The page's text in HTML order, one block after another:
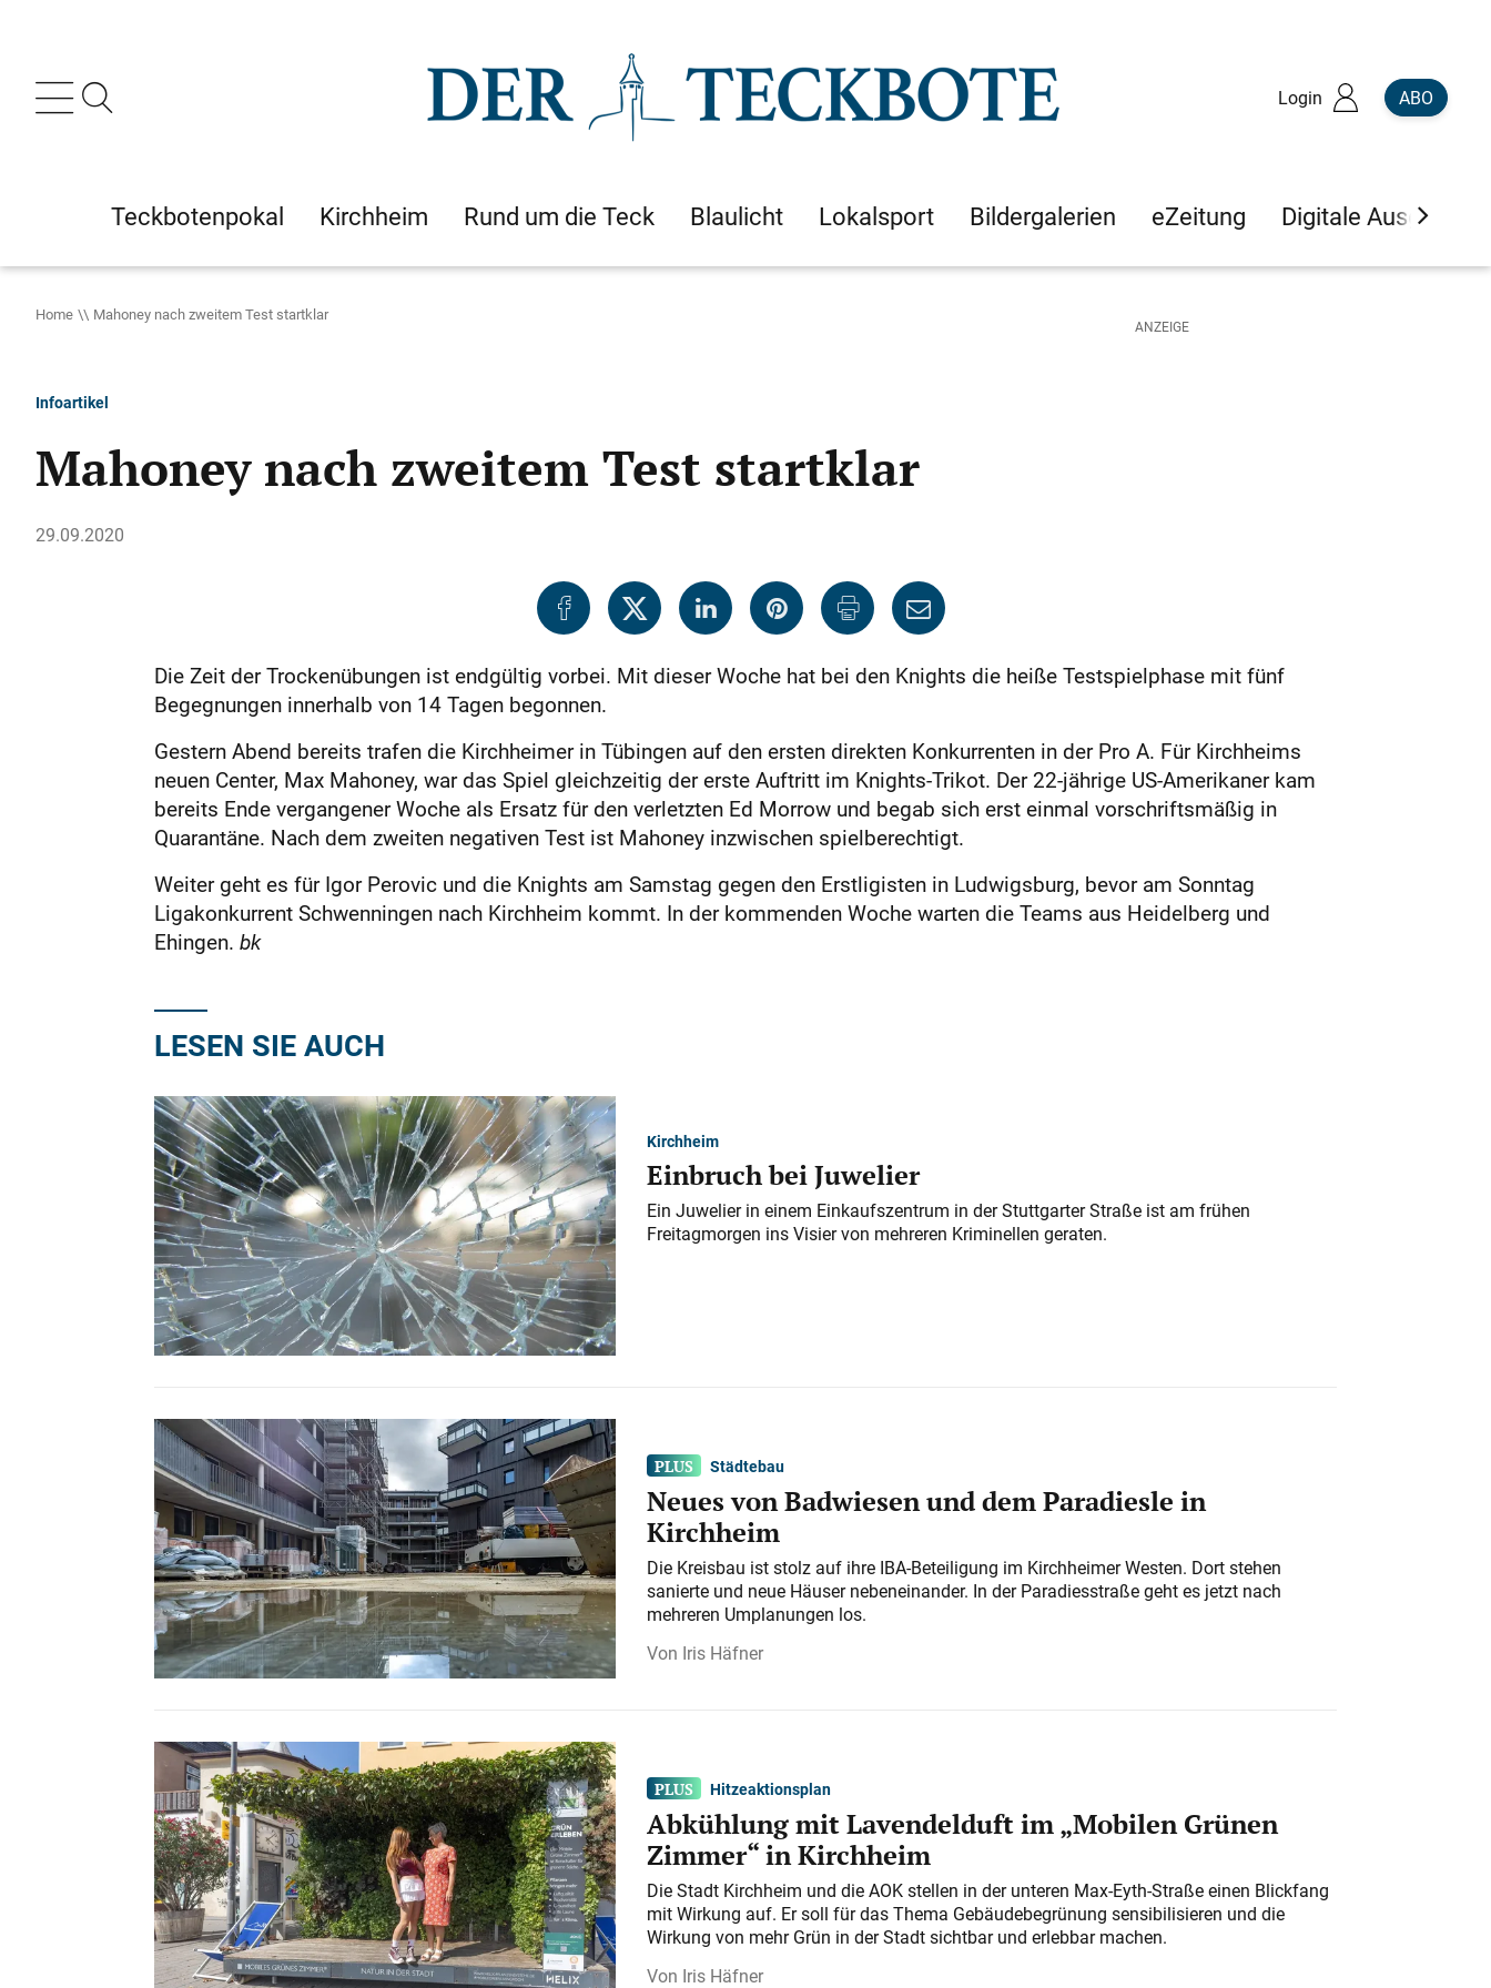
Login ABO
Teckbotenpokal Kirchheim Rund um die Teck Blaulicht Lokalsport Bildergalerien eZeitung Digitale Ausgaben
Home Mahoney nach zweitem Test startklar
Infoartikel
Mahoney nach zweitem Test startklar
29.09.2020
Die Zeit der Trockenübungen ist endgültig vorbei. Mit dieser Woche hat bei den Knights die heiße Testspielphase mit fünf
Begegnungen innerhalb von 14 Tagen begonnen.
Gestern Abend bereits trafen die Kirchheimer in Tübingen auf den ersten direkten Konkurrenten in der Pro A. Für Kirchheims
neuen Center, Max Mahoney, war das Spiel gleichzeitig der erste Auftritt im Knights-Trikot. Der 22-jährige US-Amerikaner kam
bereits Ende vergangener Woche als Ersatz für den verletzten Ed Morrow und begab sich erst einmal vorschriftsmäßig in
Quarantäne. Nach dem zweiten negativen Test ist Mahoney inzwischen spielberechtigt.
Weiter geht es für Igor Perovic und die Knights am Samstag gegen den Erstligisten in Ludwigsburg, bevor am Sonntag
Ligakonkurrent Schwenningen nach Kirchheim kommt. In der kommenden Woche warten die Teams aus Heidelberg und
Ehingen. bk
LESEN SIE AUCH
Kirchheim
Einbruch bei Juwelier
Ein Juwelier in einem Einkaufszentrum in der Stuttgarter Straße ist am frühen
Freitagmorgen ins Visier von mehreren Kriminellen geraten.
Städtebau
Neues von Badwiesen und dem Paradiesle in
Kirchheim
Die Kreisbau ist stolz auf ihre IBA-Beteiligung im Kirchheimer Westen. Dort stehen
sanierte und neue Häuser nebeneinander. In der Paradiesstraße geht es jetzt nach
mehreren Umplanungen los.
Iris Häfner
Hitzeaktionsplan
Abkühlung mit Lavendelduft im „Mobilen Grünen
Zimmer“ in Kirchheim
Die Stadt Kirchheim und die AOK stellen in der unteren Max-Eyth-Straße einen Blickfang
mit Wirkung auf. Er soll für das Thema Gebäudebegrünung sensibilisieren und die
Wirkung von mehr Grün in der Stadt sichtbar und erlebbar machen.
Iris Häfner